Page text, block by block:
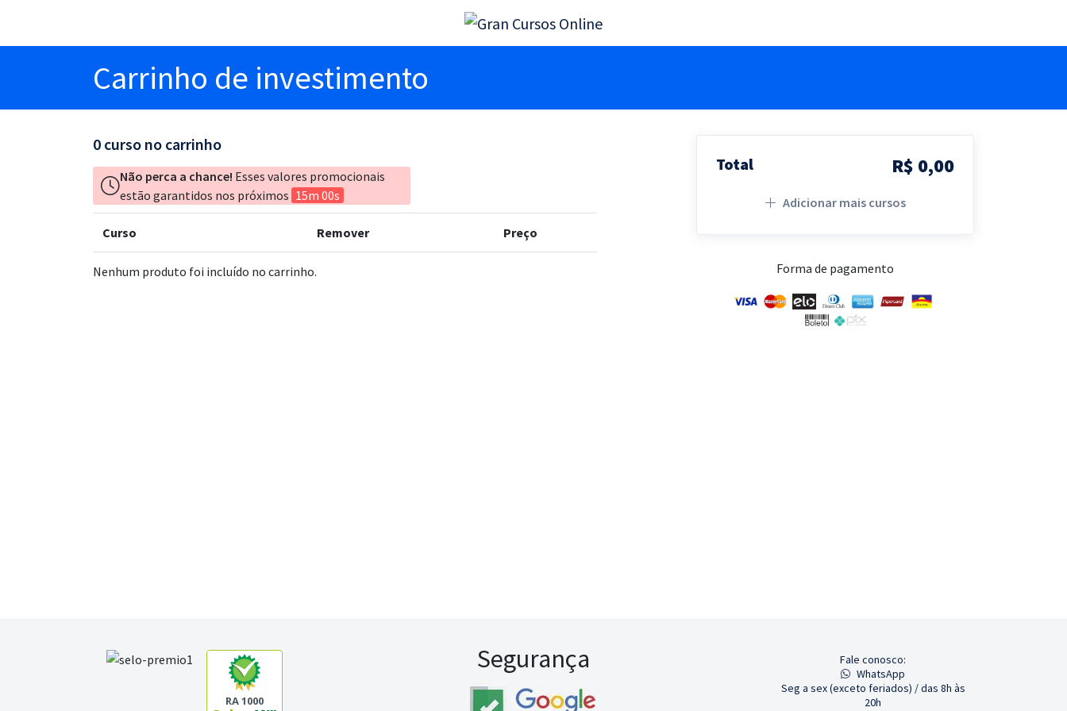
Carrinho de investimento
0 curso no carrinho
Não perca a chance! Esses valores promocionais
estão garantidos nos próximos 15m 00s
Curso Remover Preço
Nenhum produto foi incluído no carrinho.
Total R$ 0,00
Adicionar mais cursos
Forma de pagamento
RA 1000
Segurança
Fale conosco:
WhatsApp
Seg a sex (exceto feriados) / das 8h às
20h